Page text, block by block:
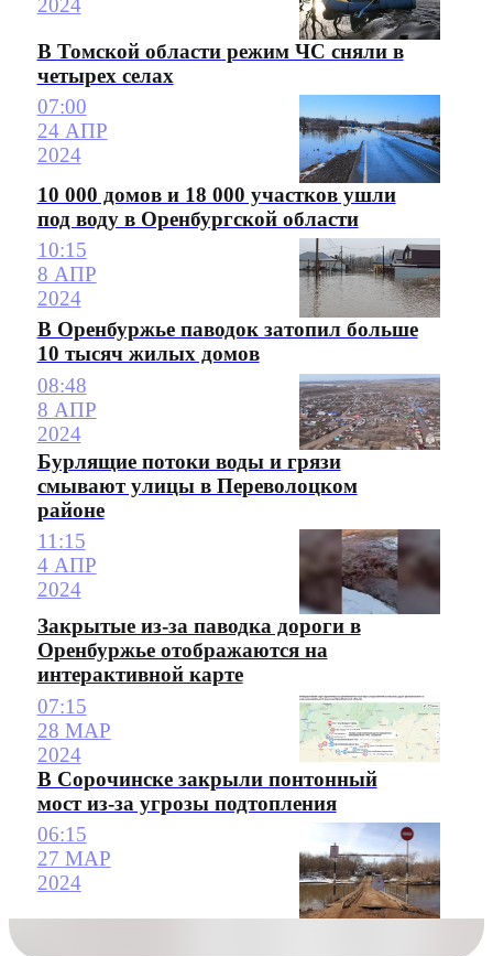
2024
В Томской области режим ЧС сняли в
четырех селах
07:00
24 АПР
2024
10 000 домов и 18 000 участков ушли
под воду в Оренбургской области
10:15
8 АПР
2024
В Оренбуржье паводок затопил больше
10 тысяч жилых домов
08:48
8 АПР
2024
Бурлящие потоки воды и грязи
смывают улицы в Переволоцком
районе
11:15
4 АПР
2024
Закрытые из-за паводка дороги в
Оренбуржье отображаются на
интерактивной карте
07:15
28 МАР
2024
В Сорочинске закрыли понтонный
мост из-за угрозы подтопления
06:15
27 МАР
2024